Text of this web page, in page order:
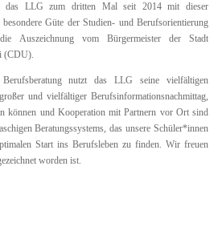
das LLG zum dritten Mal seit 2014 mit dieser
Güte der Studien- und Berufsorientierung
Auszeichnung vom Bürgermeister der Stadt
(CDU).
nutzt das LLG seine vielfältigen
und vielfältiger Berufsinformationsnachmittag,
können und Kooperation mit Partnern vor Ort sind
Beratungssystems, das unsere Schüler*innen
Start ins Berufsleben zu finden. Wir freuen
worden ist.